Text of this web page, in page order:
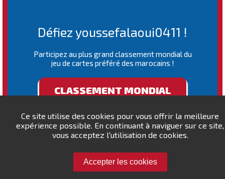
Ce site utilise des cookies pour vous offrir la meilleure
expérience possible. En continuant à naviguer sur ce site,
vous acceptez l'utilisation de cookies.
Accepter les cookies
Défiez youssefalaoui0411 !
Participez au plus grand classement mondial du
jeu de cartes préféré des marocains !
CLASSEMENT MONDIAL